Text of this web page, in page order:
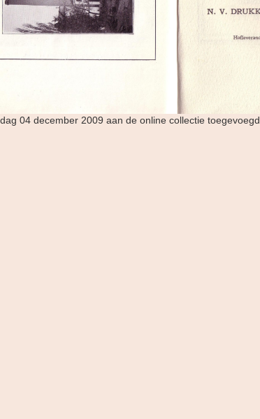
04 december 2009 aan de online collectie toegevoegd.